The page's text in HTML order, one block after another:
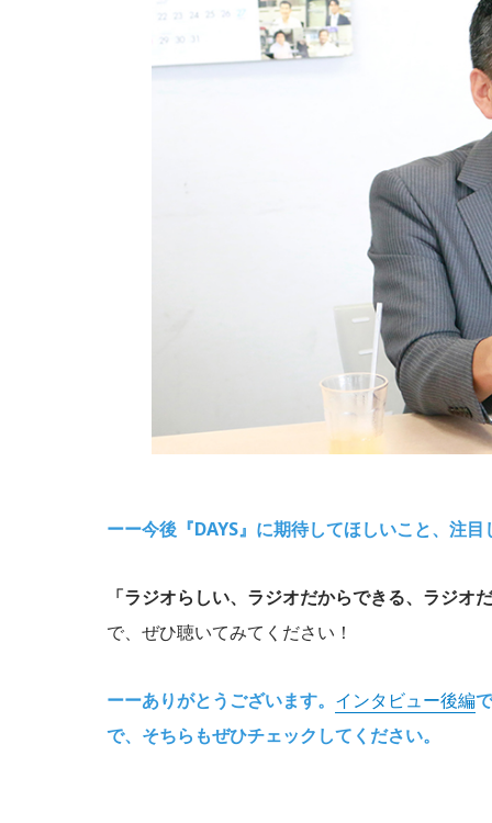
ーー今後『DAYS』に期待してほしいこと、注
「ラジオらしい、ラジオだからできる、ラジオ
で、ぜひ聴いてみてください！
ーーありがとうございます。 インタビュー後編
で、そちらもぜひチェックしてください。